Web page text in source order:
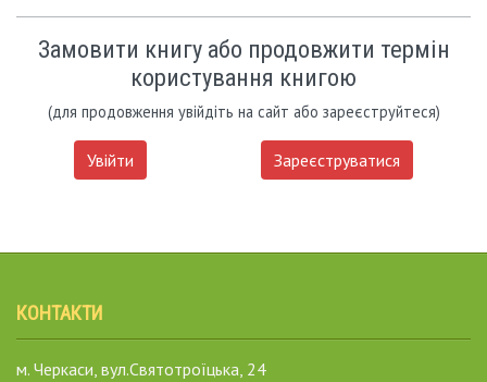
Замовити книгу або продовжити термін
користування книгою
(для продовження увійдіть на сайт або зареєструйтеся)
Увійти Зареєструватися
КОНТАКТИ
м. Черкаси, вул.Святотроїцька, 24